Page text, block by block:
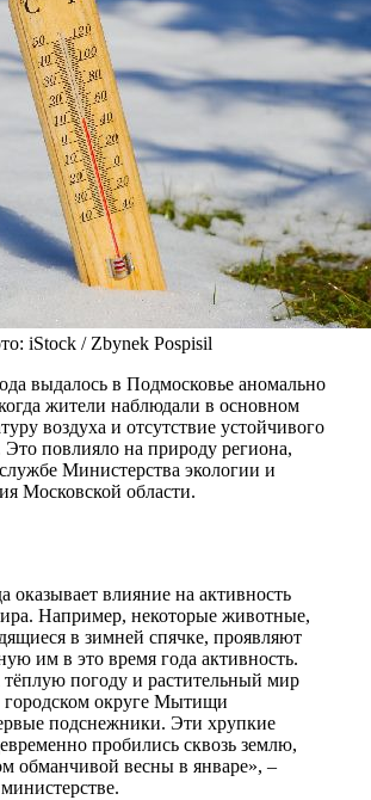
iStock / Zbynek Pospisil
выдалось в Подмосковье аномально
жители наблюдали в основном
воздуха и отсутствие устойчивого
повлияло на природу региона,
Министерства экологии и
Московской области.
оказывает влияние на активность
Например, некоторые животные,
в зимней спячке, проявляют
им в это время года активность.
тёплую погоду и растительный мир
городском округе Мытищи
подснежники. Эти хрупкие
пробились сквозь землю,
обманчивой весны в январе», –